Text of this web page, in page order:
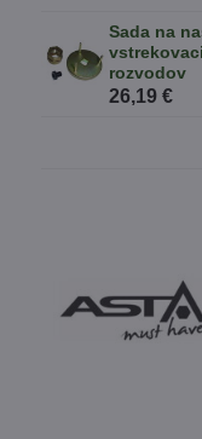
Sada na
rozvodov
26,19 €